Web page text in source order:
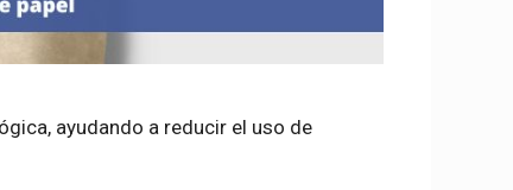
ayudando a reducir el uso de